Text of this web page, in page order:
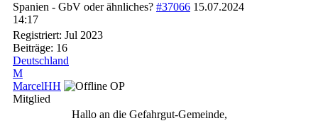
Spanien - GbV oder ähnliches? #37066 15.07.2024
14:17
Registriert: Jul 2023
Beiträge: 16
Deutschland
M
MarcelHH
OP
Mitglied
Hallo an die Gefahrgut-Gemeinde,